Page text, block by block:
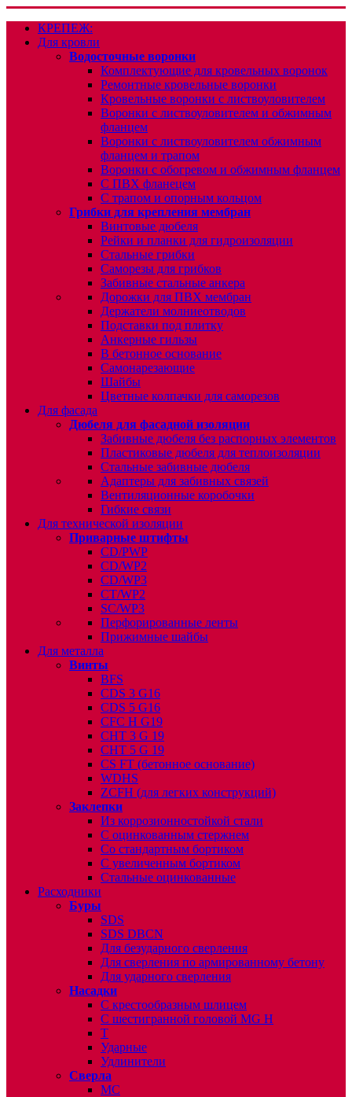
КРЕПЕЖ:
Для кровли
Водосточные воронки
Комплектующие для кровельных воронок
Ремонтные кровельные воронки
Кровельные воронки с листвоуловителем
Воронки с листвоуловителем и обжимным
фланцем
Воронки с листвоуловителем обжимным
фланцем и трапом
Воронки с обогревом и обжимным фланцем
С ПВХ фланецем
С трапом и опорным кольцом
Грибки для крепления мембран
Винтовые дюбеля
Рейки и планки для гидроизоляции
Стальные грибки
Саморезы для грибков
Забивные стальные анкера
Дорожки для ПВХ мембран
Держатели молниеотводов
Подставки под плитку
Анкерные гильзы
В бетонное основание
Самонарезающие
Шайбы
Цветные колпачки для саморезов
Для фасада
Дюбеля для фасадной изоляции
Забивные дюбеля без распорных элементов
Пластиковые дюбеля для теплоизоляции
Стальные забивные дюбеля
Адаптеры для забивных связей
Вентиляционные коробочки
Гибкие связи
Для технической изоляции
Приварные штифты
CD/PWP
CD/WP2
CD/WP3
CT/WP2
SC/WP3
Перфорированные ленты
Прижимные шайбы
Для металла
Винты
BFS
CDS 3 G16
CDS 5 G16
CFC H G19
CHT 3 G 19
CHT 5 G 19
CS FT (бетонное основание)
WDHS
ZCFH (для легких конструкций)
Заклепки
Из коррозионностойкой стали
С оцинкованным стержнем
Со стандартным бортиком
С увеличенным бортиком
Стальные оцинкованные
Расходники
Буры
SDS
SDS DBCN
Для безударного сверления
Для сверления по армированному бетону
Для ударного сверления
Насадки
С крестообразным шлицем
С шестигранной головой MG H
T
Ударные
Удлинители
Сверла
МС